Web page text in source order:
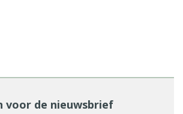
voor de nieuwsbrief